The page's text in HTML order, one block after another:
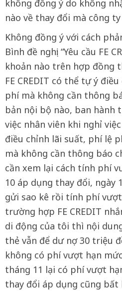
không đồng ý do không
nào về thay đổi mà công
Không đồng ý với cách
Bình đề nghị: “Yêu cầu FE
khoản nào trên hợp đồng
FE CREDIT có thể tự ý
phí mà không cần thông
bản nội bộ nào, ban hành
việc nhân viên khi nghỉ
điều chỉnh lãi suất, phí lệ
mà không cần thông báo
cần xem lại cách tính phí
10 áp dụng thay đổi, ngày
gửi sao kê rồi tính phí
trường hợp FE CREDIT
di động của tôi thì nội
thẻ vẫn để dư nợ 30 triệu
không có phí vượt hạn
tháng 11 lại có phí vượt
thay đổi áp dụng cũng bất